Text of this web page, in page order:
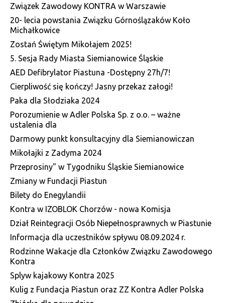
Związek Zawodowy KONTRA w Warszawie
20- lecia powstania Związku Górnoślązaków Koło
Michałkowice
Zostań Świętym Mikołajem 2025!
5. Sesja Rady Miasta Siemianowice Śląskie
AED Defibrylator Piastuna -Dostępny 27h/7!
Cierpliwość się kończy! Jasny przekaz załogi!
Paka dla Słodziaka 2024
Porozumienie w Adler Polska Sp. z o.o. – ważne
ustalenia dla
Darmowy punkt konsultacyjny dla Siemianowiczan
Mikołajki z Zadyma 2024
Przeprosiny" w Tygodniku Śląskie Siemianowice
Zmiany w Fundacji Piastun
Bilety do Enegylandii
Kontra w IZOBLOK Chorzów - nowa Komisja
Dział Reintegracji Osób Niepełnosprawnych w Piastunie
Informacja dla uczestników spływu 08.09.2024 r.
Rodzinne Wakacje dla Członków Związku Zawodowego
Kontra
Splyw kajakowy Kontra 2025
Kulig z Fundacja Piastun oraz ZZ Kontra Adler Polska